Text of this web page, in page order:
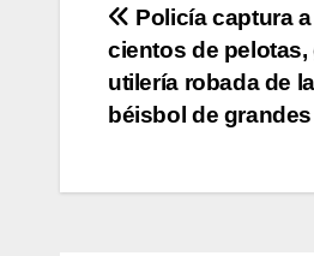
Navegación
de
entradas
Policía captura
cientos de
utilería robada de
béisbol de